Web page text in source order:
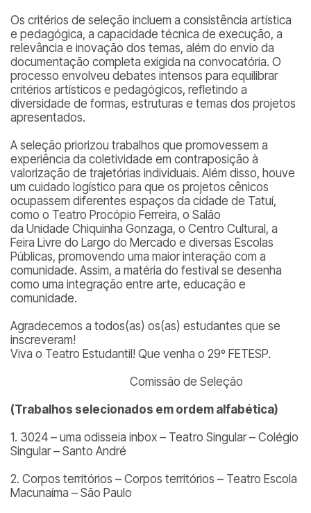
Os critérios de seleção incluem a consistência artística
e pedagógica, a capacidade técnica de execução, a
relevância e inovação dos temas, além do envio da
documentação completa exigida na convocatória. O
processo envolveu debates intensos para equilibrar
critérios artísticos e pedagógicos, refletindo a
diversidade de formas, estruturas e temas dos projetos
apresentados.
A seleção priorizou trabalhos que promovessem a
experiência da coletividade em contraposição à
valorização de trajetórias individuais. Além disso, houve
um cuidado logístico para que os projetos cênicos
ocupassem diferentes espaços da cidade de Tatuí,
como o Teatro Procópio Ferreira, o Salão
da Unidade Chiquinha Gonzaga, o Centro Cultural, a
Feira Livre do Largo do Mercado e diversas Escolas
Públicas, promovendo uma maior interação com a
comunidade. Assim, a matéria do festival se desenha
como uma integração entre arte, educação e
comunidade.
Agradecemos a todos(as) os(as) estudantes que se
inscreveram!
Viva o Teatro Estudantil! Que venha o 29º FETESP.
Comissão de Seleção
(Trabalhos selecionados em ordem alfabética)
1. 3024 – uma odisseia inbox – Teatro Singular – Colégio
Singular – Santo André
2. Corpos territórios – Corpos territórios – Teatro Escola
Macunaíma – São Paulo